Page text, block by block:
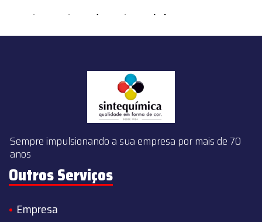
content/themes/sintequimica/index.php
Sempre impulsionando a sua empresa por mais de 70
anos
Outros Serviços
Empresa